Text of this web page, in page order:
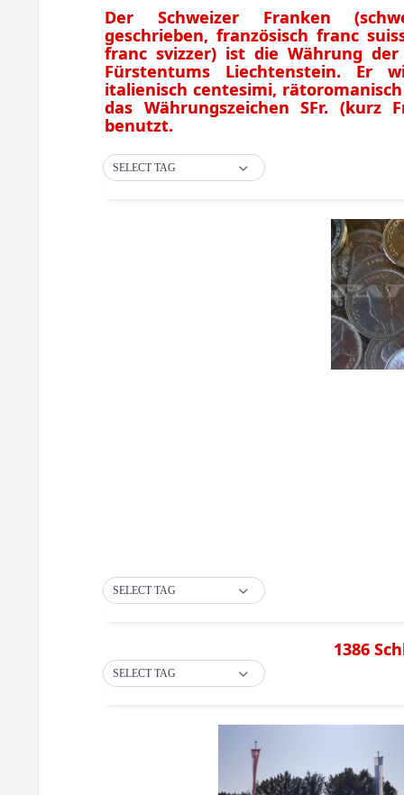
Der Schweizer Franken
geschrieben, französisch franc
franc svizzer) ist die Währung der
Fürstentums Liechtenstein. Er
italienisch centesimi,
das Währungszeichen SFr. (kurz
benutzt.
SELECT TAG
SELECT TAG
1386
SELECT TAG